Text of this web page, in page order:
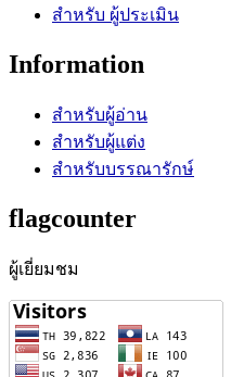
สำหรับ ผู้ประเมิน
Information
สำหรับผู้อ่าน
สำหรับผู้แต่ง
สำหรับบรรณารักษ์
flagcounter
ผู้เยี่ยมชม